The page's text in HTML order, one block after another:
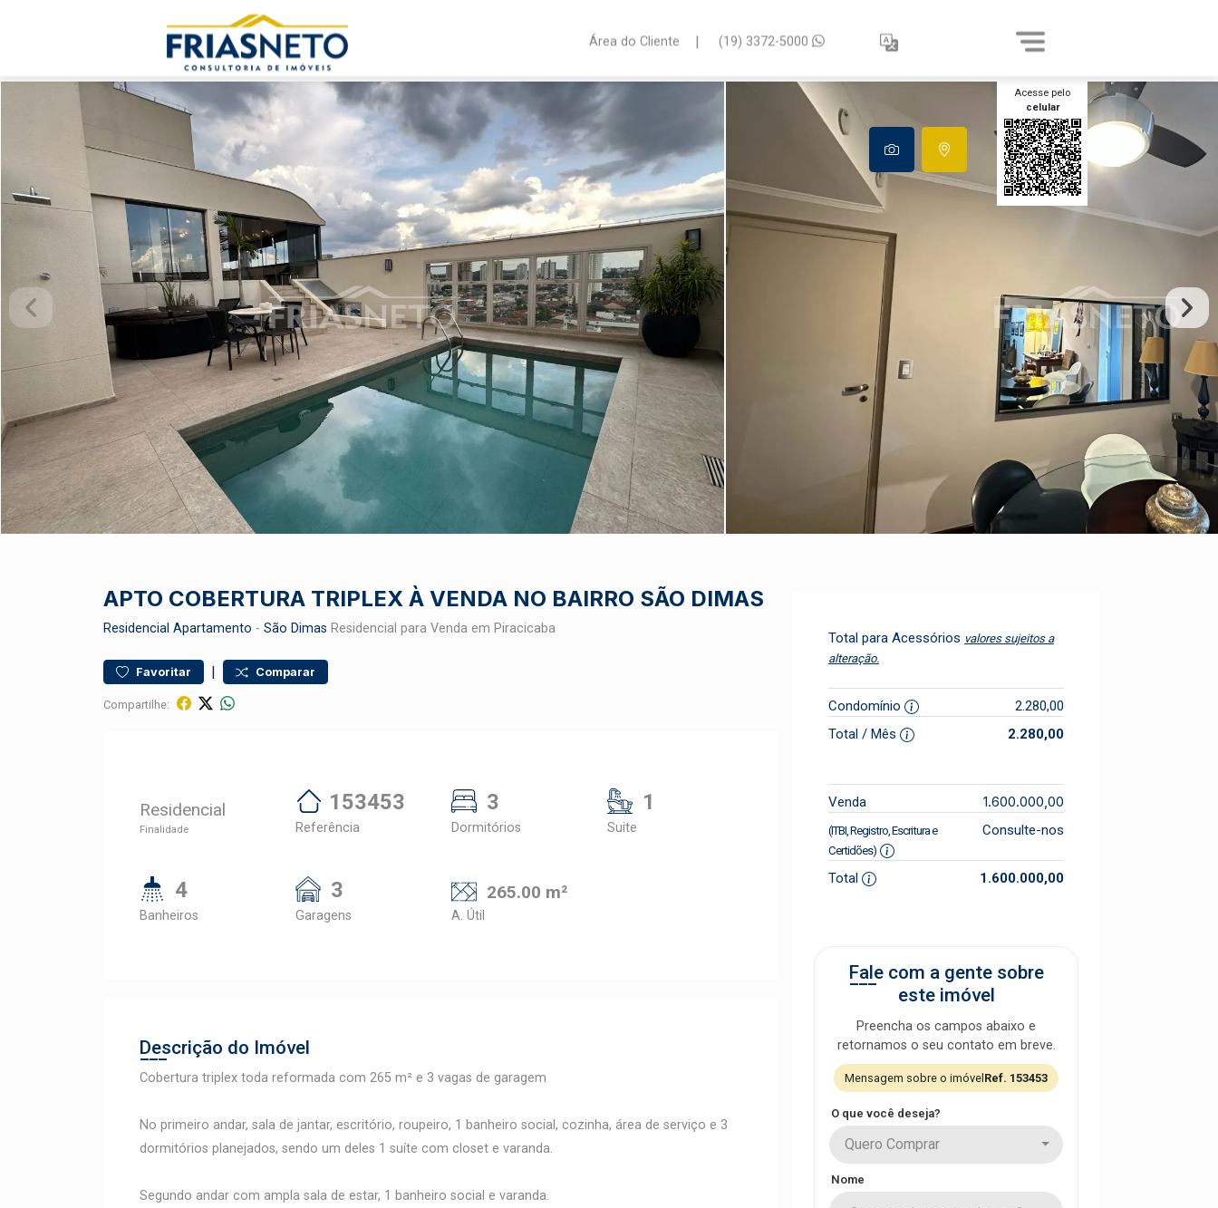
Área do Cliente | (19) 3372-5000
Acesse pelo
celular
APTO COBERTURA TRIPLEX À VENDA NO BAIRRO SÃO DIMAS
Residencial Apartamento - São Dimas Residencial para Venda em Piracicaba
Favoritar | Comparar
Compartilhe:
Residencial
Finalidade
153453
Referência
3
Dormitórios
1
Suite
4
Banheiros
3
Garagens
265.00 m²
A. Útil
Descrição do Imóvel
Cobertura triplex toda reformada com 265 m² e 3 vagas de garagem
No primeiro andar, sala de jantar, escritório, roupeiro, 1 banheiro social, cozinha, área de serviço e 3
dormitórios planejados, sendo um deles 1 suíte com closet e varanda.
Segundo andar com ampla sala de estar, 1 banheiro social e varanda.
Total para Acessórios valores sujeitos a
alteração.
Condomínio
2.280,00
Total / Mês
2.280,00
Venda 1.600.000,00
(ITBI, Registro, Escritura e
Certidões)
Consulte-nos
Total 1.600.000,00
Fale com a gente sobre
este imóvel
Preencha os campos abaixo e
retornamos o seu contato em breve.
Mensagem sobre o imóvel Ref. 153453
O que você deseja?
Quero Comprar
Nome